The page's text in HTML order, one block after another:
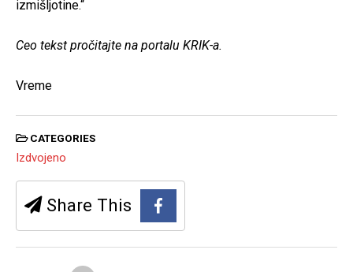
izmišljotine.“
Ceo tekst pročitajte na portalu KRIK-a.
Vreme
CATEGORIES
Izdvojeno
Share This